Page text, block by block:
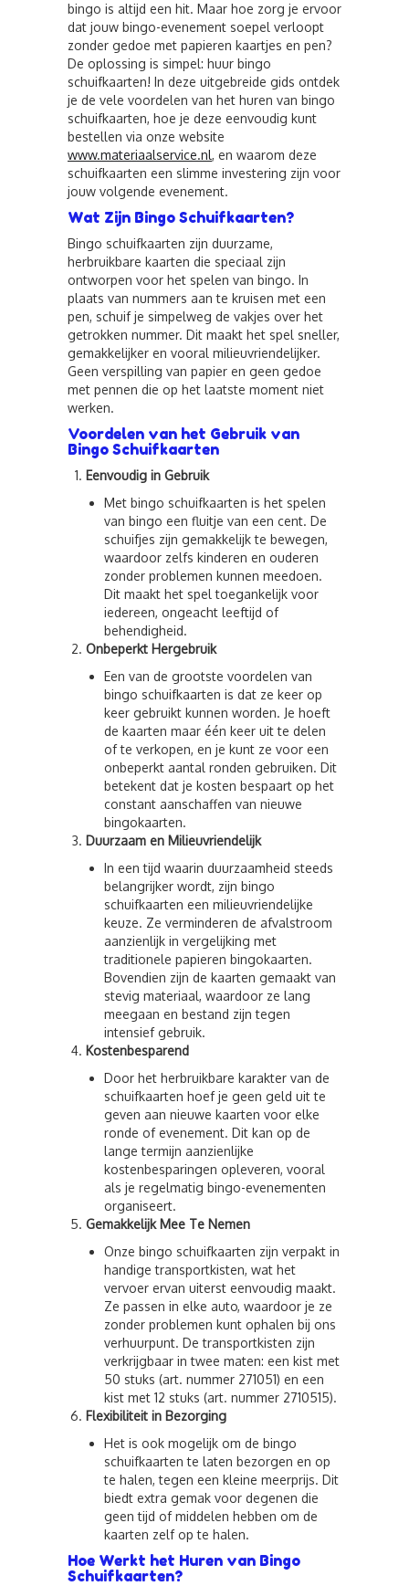
bingo is altijd een hit. Maar hoe zorg je ervoor
dat jouw bingo-evenement soepel verloopt
zonder gedoe met papieren kaartjes en pen?
De oplossing is simpel: huur bingo
schuifkaarten! In deze uitgebreide gids ontdek
je de vele voordelen van het huren van bingo
schuifkaarten, hoe je deze eenvoudig kunt
bestellen via onze website
www.materiaalservice.nl, en waarom deze
schuifkaarten een slimme investering zijn voor
jouw volgende evenement.
Wat Zijn Bingo Schuifkaarten?
Bingo schuifkaarten zijn duurzame,
herbruikbare kaarten die speciaal zijn
ontworpen voor het spelen van bingo. In
plaats van nummers aan te kruisen met een
pen, schuif je simpelweg de vakjes over het
getrokken nummer. Dit maakt het spel sneller,
gemakkelijker en vooral milieuvriendelijker.
Geen verspilling van papier en geen gedoe
met pennen die op het laatste moment niet
werken.
Voordelen van het Gebruik van
Bingo Schuifkaarten
Eenvoudig in Gebruik
Met bingo schuifkaarten is het spelen
van bingo een fluitje van een cent. De
schuifjes zijn gemakkelijk te bewegen,
waardoor zelfs kinderen en ouderen
zonder problemen kunnen meedoen.
Dit maakt het spel toegankelijk voor
iedereen, ongeacht leeftijd of
behendigheid.
Onbeperkt Hergebruik
Een van de grootste voordelen van
bingo schuifkaarten is dat ze keer op
keer gebruikt kunnen worden. Je hoeft
de kaarten maar één keer uit te delen
of te verkopen, en je kunt ze voor een
onbeperkt aantal ronden gebruiken. Dit
betekent dat je kosten bespaart op het
constant aanschaffen van nieuwe
bingokaarten.
Duurzaam en Milieuvriendelijk
In een tijd waarin duurzaamheid steeds
belangrijker wordt, zijn bingo
schuifkaarten een milieuvriendelijke
keuze. Ze verminderen de afvalstroom
aanzienlijk in vergelijking met
traditionele papieren bingokaarten.
Bovendien zijn de kaarten gemaakt van
stevig materiaal, waardoor ze lang
meegaan en bestand zijn tegen
intensief gebruik.
Kostenbesparend
Door het herbruikbare karakter van de
schuifkaarten hoef je geen geld uit te
geven aan nieuwe kaarten voor elke
ronde of evenement. Dit kan op de
lange termijn aanzienlijke
kostenbesparingen opleveren, vooral
als je regelmatig bingo-evenementen
organiseert.
Gemakkelijk Mee Te Nemen
Onze bingo schuifkaarten zijn verpakt in
handige transportkisten, wat het
vervoer ervan uiterst eenvoudig maakt.
Ze passen in elke auto, waardoor je ze
zonder problemen kunt ophalen bij ons
verhuurpunt. De transportkisten zijn
verkrijgbaar in twee maten: een kist met
50 stuks (art. nummer 271051) en een
kist met 12 stuks (art. nummer 2710515).
Flexibiliteit in Bezorging
Het is ook mogelijk om de bingo
schuifkaarten te laten bezorgen en op
te halen, tegen een kleine meerprijs. Dit
biedt extra gemak voor degenen die
geen tijd of middelen hebben om de
kaarten zelf op te halen.
Hoe Werkt het Huren van Bingo
Schuifkaarten?